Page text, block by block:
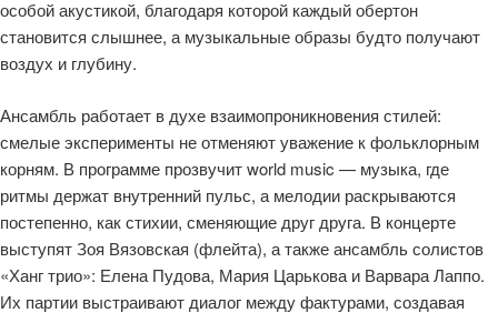
особой акустикой, благодаря которой каждый обертон
становится слышнее, а музыкальные образы будто получают
воздух и глубину.
Ансамбль работает в духе взаимопроникновения стилей:
смелые эксперименты не отменяют уважение к фольклорным
корням. В программе прозвучит world music — музыка, где
ритмы держат внутренний пульс, а мелодии раскрываются
постепенно, как стихии, сменяющие друг друга. В концерте
выступят Зоя Вязовская (флейта), а также ансамбль солистов
«Ханг трио»: Елена Пудова, Мария Царькова и Варвара Лаппо.
Их партии выстраивают диалог между фактурами, создавая